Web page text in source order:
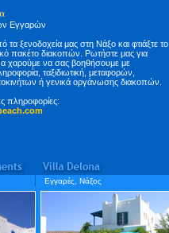
Εγγαρών
τα ξενοδοχεία μας στη Νάξο και φτιάξτε το
πακέτο διακοπών. Ρωτήστε μας για
χαρούμε να σας βοηθήσουμε με
ταξιδιωτική, μεταφορών,
ή γενικά οργάνωσης διακοπών.
πληροφορίες:
Εγγαρές, Νάξος